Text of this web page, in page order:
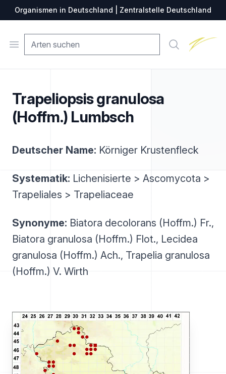
Organismen in Deutschland | Zentralstelle Deutschland
Open menu Suche
Trapeliopsis granulosa
(Hoffm.) Lumbsch
Deutscher Name: Körniger Krustenfleck
Systematik: Lichenisierte > Ascomycota >
Trapeliales > Trapeliaceae
Synonyme: Biatora decolorans (Hoffm.) Fr.,
Biatora granulosa (Hoffm.) Flot., Lecidea
granulosa (Hoffm.) Ach., Trapelia granulosa
(Hoffm.) V. Wirth